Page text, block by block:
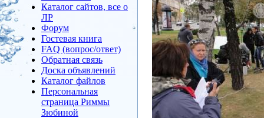
Каталог сайтов, все о
ЛР
Форум
Гостевая книга
FAQ (вопрос/ответ)
Обратная связь
Доска объявлений
Каталог файлов
Персональная
страница Риммы
Зюбиной